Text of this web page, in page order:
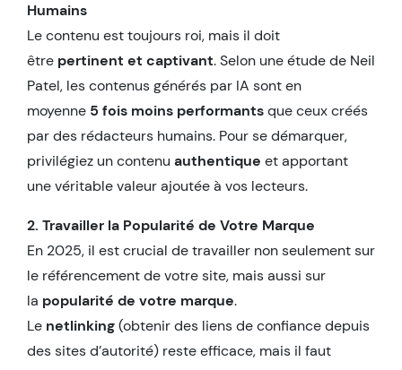
Humains
Le contenu est toujours roi, mais il doit
être pertinent et captivant. Selon une étude de Neil
Patel, les contenus générés par IA sont en
moyenne 5 fois moins performantsque ceux créés
par des rédacteurs humains. Pour se démarquer,
privilégiez un contenu authentique et apportant
une véritable valeur ajoutée à vos lecteurs.
2. Travailler la Popularité de Votre Marque
En 2025, il est crucial de travailler non seulement sur
le référencement de votre site, mais aussi sur
la popularité de votre marque.
Le netlinking(obtenir des liens de confiance depuis
des sites d’autorité) reste efficace, mais il faut